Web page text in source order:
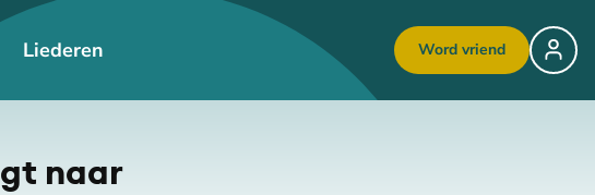
Liederen Word vriend
naar